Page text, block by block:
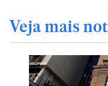
Veja mais